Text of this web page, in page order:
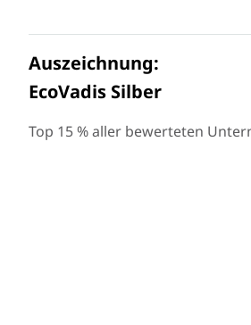
Auszeichnung:
EcoVadis Silber
Top 15 % aller bewerteten